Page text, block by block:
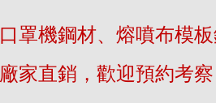
口罩機鋼材、熔噴布模
廠家直銷，歡迎預約考察